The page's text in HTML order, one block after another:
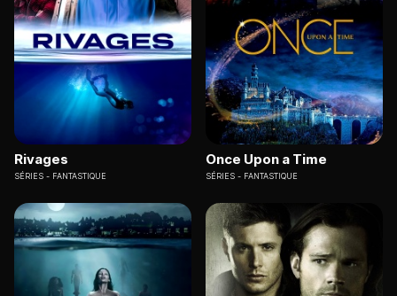
Rivages
SÉRIES FANTASTIQUE
Once Upon a Time
SÉRIES FANTASTIQUE